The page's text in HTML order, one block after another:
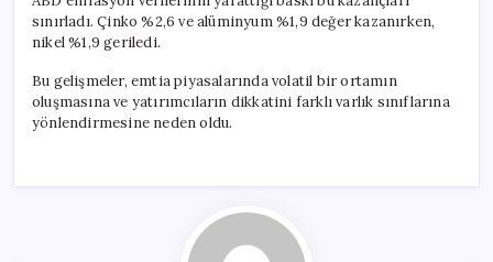
sınırladı. Çinko %2,6 ve alüminyum %1,9 değer kazanırken,
nikel %1,9 geriledi.
Bu gelişmeler, emtia piyasalarında volatil bir ortamın
oluşmasına ve yatırımcıların dikkatini farklı varlık sınıflarına
yönlendirmesine neden oldu.